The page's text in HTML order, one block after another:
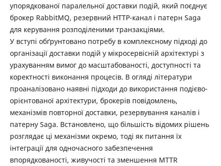
упорядкованої паралельної доставки подій, який поєднує
брокер RabbitMQ, резервний HTTP-канал і патерн Saga
для керування розподіленими транзакціями.
У вступі обґрунтовано потребу в комплексному підході до
організації доставки подій у мікросервісній архітектурі з
урахуванням вимог до масштабованості, доступності та
коректності виконання процесів. В огляді літератури
проаналізовано наявні підходи до використання подієво-
орієнтованої архітектури, брокерів повідомлень,
механізмів повторної доставки, резервування каналів і
патерну Saga. Встановлено, що більшість відомих рішень
розглядає ці механізми окремо, тоді як питання їх
інтеграції для одночасного забезпечення
впорядкованості, живучості та зменшення MTTR